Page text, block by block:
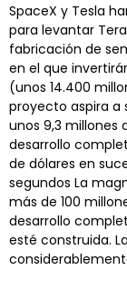
SpaceX y Tesla
para levantar
fabricación de
en el que
(unos 14.400
proyecto aspira a
unos 9,3 millones
desarrollo
de dólares en
segundos La
más de 100
desarrollo
esté construida.